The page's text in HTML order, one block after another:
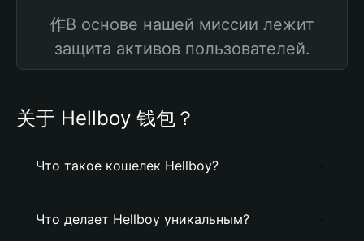
作В основе нашей миссии лежит
защита активов пользователей.
关于 Hellboy 钱包？
Что такое кошелек Hellboy?
Что делает Hellboy уникальным?